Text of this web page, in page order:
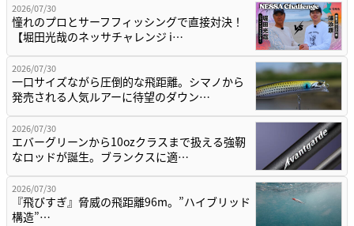
2026/07/30
憧れのプロとサーフフィッシングで直接対決！
【堀田光哉のネッサチャレンジ i…
2026/07/30
一口サイズながら圧倒的な飛距離。シマノから
発売される人気ルアーに待望のダウン…
2026/07/30
エバーグリーンから10ozクラスまで扱える強靭
なロッドが誕生。ブランクスに適…
2026/07/30
『飛びすぎ』脅威の飛距離96m。”ハイブリッド
構造”…